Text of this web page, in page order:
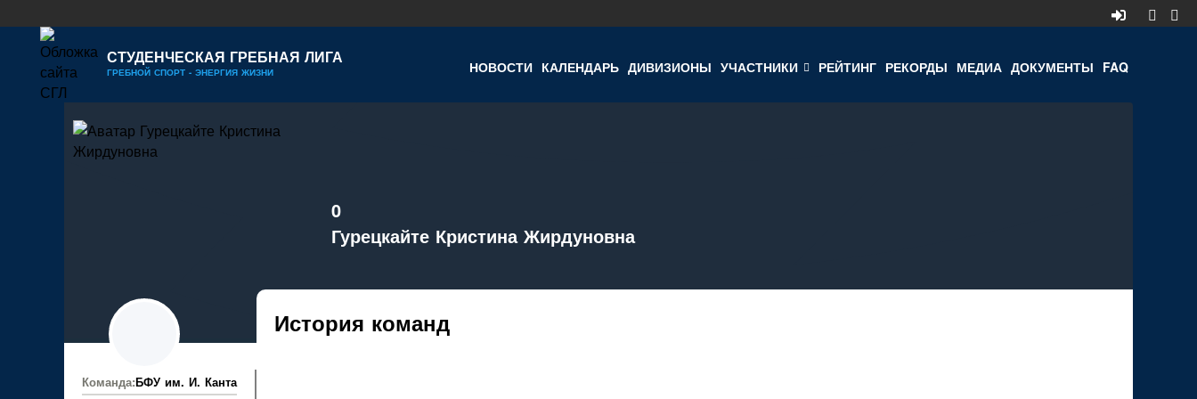
СТУДЕНЧЕСКАЯ ГРЕБНАЯ ЛИГА
ГРЕБНОЙ СПОРТ - ЭНЕРГИЯ ЖИЗНИ НОВОСТИ КАЛЕНДАРЬ ДИВИЗИОНЫ УЧАСТНИКИ РЕЙТИНГ РЕКОРДЫ МЕДИА ДОКУМЕНТЫ FAQ
0
Гурецкайте Кристина Жирдуновна
Команда:БФУ им. И. Канта
История команд